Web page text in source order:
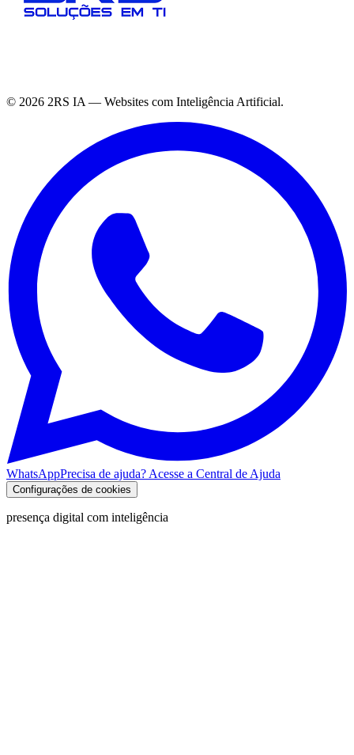
© 2026 2RS IA — Websites com Inteligência Artificial.
WhatsAppPrecisa de ajuda? Acesse a Central de Ajuda
Configurações de cookies
presença digital com inteligência